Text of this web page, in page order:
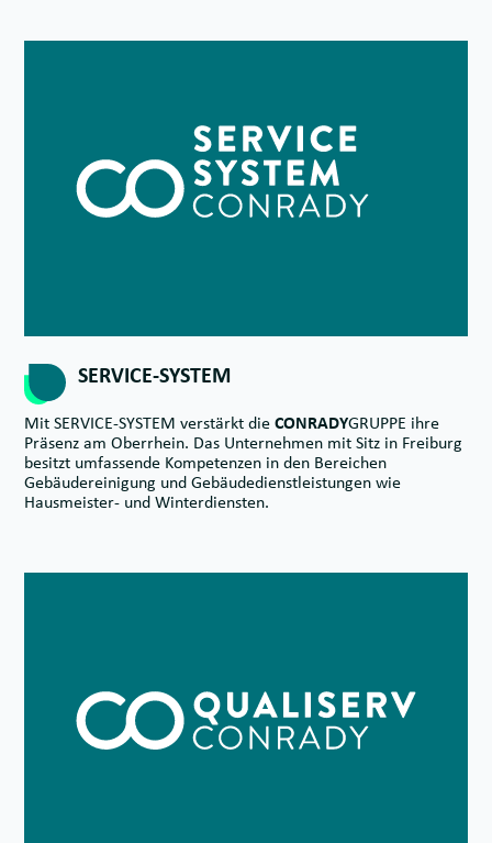
SERVICE-SYSTEM
Mit SERVICE-SYSTEM verstärkt die CONRADYGRUPPE ihre
Präsenz am Oberrhein. Das Unternehmen mit Sitz in Freiburg
besitzt umfassende Kompetenzen in den Bereichen
Gebäudereinigung und Gebäudedienstleistungen wie
Hausmeister- und Winterdiensten.